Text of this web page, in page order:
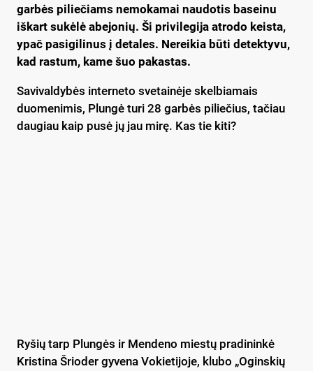
garbės piliečiams nemokamai naudotis baseinu
iškart sukėlė abejonių. Ši privilegija atrodo keista,
ypač pasigilinus į detales. Nereikia būti detektyvu,
kad rastum, kame šuo pakastas.
Savivaldybės interneto svetainėje skelbiamais
duomenimis, Plungė turi 28 garbės piliečius, tačiau
daugiau kaip pusė jų jau mirę. Kas tie kiti?
Ryšių tarp Plungės ir Mendeno miestų pradininkė
Kristina Šrioder gyvena Vokietijoje, klubo „Oginskių